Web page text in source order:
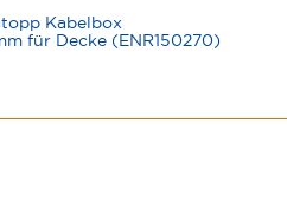
Kabelbox
für Decke (ENR150270)